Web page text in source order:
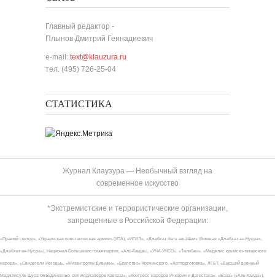
Главный редактор -
Плынов Дмитрий Геннадиевич
e-mail: text@klauzura.ru
тел. (495) 726-25-04
СТАТИСТИКА
Журнал Клаузура — Необычный взгляд на
современное искусство
*Экстремистские и террористические организации,
запрещенные в Российской Федерации:
«Правый сектор», «Украинская повстанческая армия» (УПА), «ИГИЛ», «Джабхат Фатх аш-Шам» (бывшая «Джабхат ан-Нусра»,
«Джебхат ан-Нусра»), Национал-Большевистская партия, «Аль-Каида», «УНА-УНСО», «Талибан», «Меджлис крымско-татарского
народа», «Свидетели Иеговы», «Мизантропик Дивижн», «Братство» Корчинского, «Артподготовка», ЛГБТ, «Высший военный
Маджлисуль Шура Объединенных сил моджахедов Кавказа», «Конгресс народов Ичкерии и Дагестана», «База» («Аль-Каида»),